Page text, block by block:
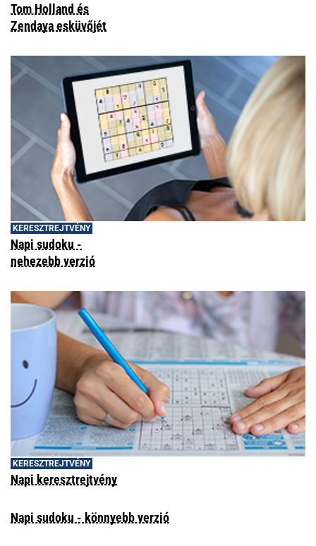
Tom Holland és
Zendaya esküvőjét
KERESZTREJTVÉNY
Napi sudoku -
nehezebb verzió
KERESZTREJTVÉNY
Napi keresztrejtvény
Napi sudoku - könnyebb verzió